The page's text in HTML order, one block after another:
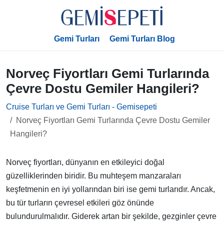
Gemi Turları Gemi Turları Blog
Norveç Fiyortları Gemi Turlarında
Çevre Dostu Gemiler Hangileri?
Cruise Turları ve Gemi Turları - Gemisepeti
Norveç Fiyortları Gemi Turlarında Çevre Dostu Gemiler
Hangileri?
Norveç fiyortları, dünyanın en etkileyici doğal
güzelliklerinden biridir. Bu muhteşem manzaraları
keşfetmenin en iyi yollarından biri ise gemi turlarıdır. Ancak,
bu tür turların çevresel etkileri göz önünde
bulundurulmalıdır. Giderek artan bir şekilde, gezginler çevre